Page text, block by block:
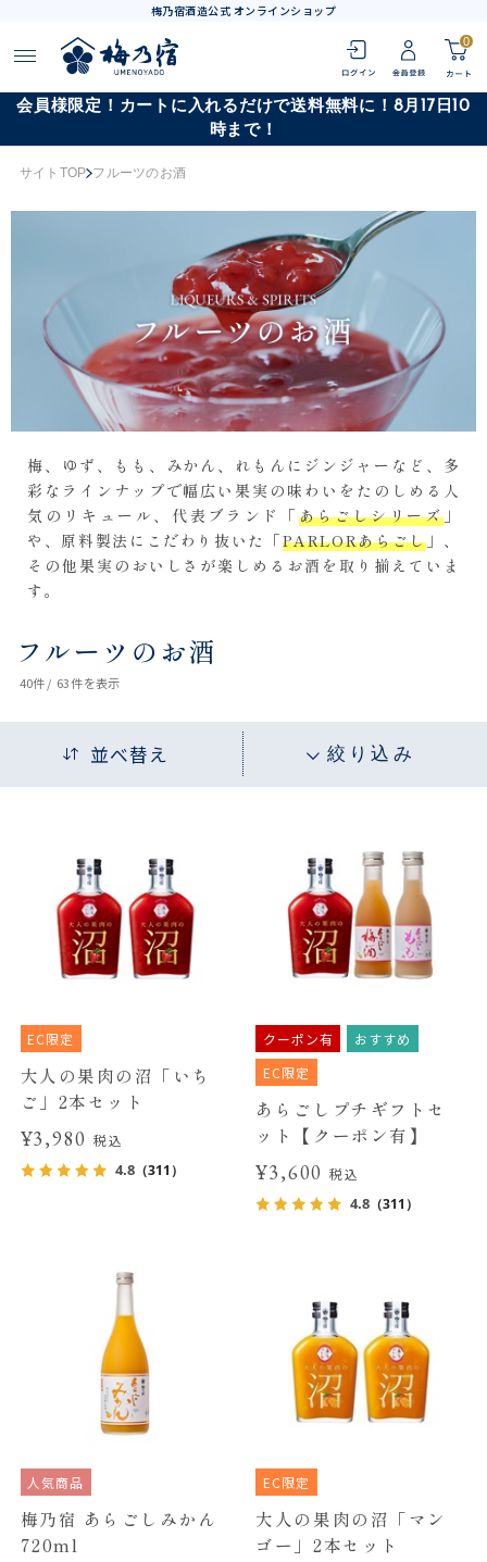
梅乃宿酒造公式 オンラインショップ
0
会員様限定！カートに入れるだけで送料無料に！8月17日10
時まで！
サイトTOP フルーツのお酒
梅、ゆず、もも、みかん、れもんにジンジャーなど、多
彩なラインナップで幅広い果実の味わいをたのしめる人
気のリキュール、代表ブランド「 あらごしシリーズ」
や、原料製法にこだわり抜いた「PARLORあらごし」、
その他果実のおいしさが楽しめるお酒を取り揃えていま
す。
フルーツのお酒
40件 / 63件を表示
並べ替え 絞り込み
EC限定
大人の果肉の沼「いち
ご」2本セット
¥3,980税込
4.8（311）
クーポン有
おすすめ
EC限定
あらごしプチギフトセ
ット【クーポン有】
¥3,600 税込
4.8 （311）
人気商品
梅乃宿 あらごしみかん
720ml
EC限定
大人の果肉の沼「マン
ゴー」2本セット